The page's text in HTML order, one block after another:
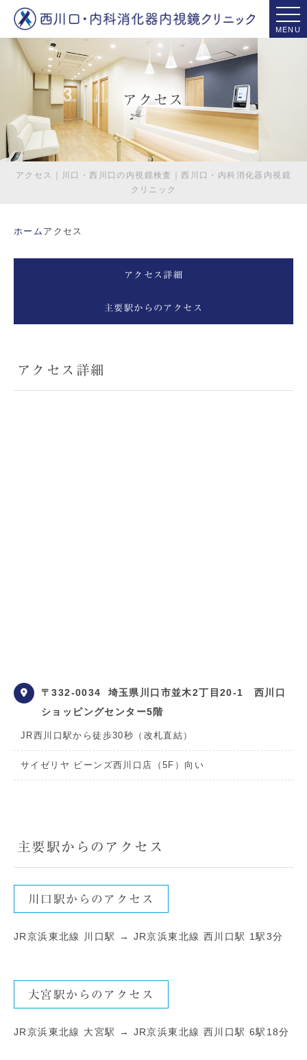
MENU
アクセス
アクセス｜川口・西川口の内視鏡検査｜西川口・内科消化器内視鏡
クリニック
ホーム アクセス
アクセス詳細
主要駅からのアクセス
アクセス詳細
〒332-0034
埼玉県川口市並木2丁目20-1 西川口
ショッピングセンター5階
JR西川口駅から徒歩30秒（改札直結）
サイゼリヤ ビーンズ西川口店（5F）向い
主要駅からのアクセス
川口駅からのアクセス
JR京浜東北線 川口駅 → JR京浜東北線 西川口駅 1駅3分
大宮駅からのアクセス
JR京浜東北線 大宮駅 → JR京浜東北線 西川口駅 6駅18分